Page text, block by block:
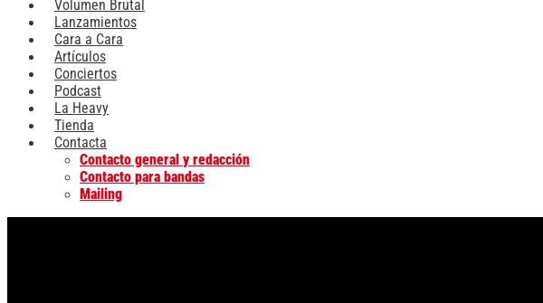
Volumen Brutal
Lanzamientos
Cara a Cara
Artículos
Conciertos
Podcast
La Heavy
Tienda
Contacta
Contacto general y redacción
Contacto para bandas
Mailing